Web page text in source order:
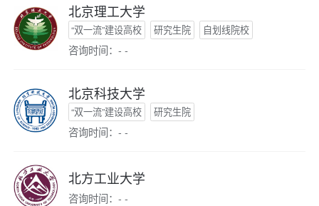
北京理工大学
“双一流”建设高校 研究生院 自划线院校
咨询时间：- -
北京科技大学
“双一流”建设高校 研究生院
咨询时间：- -
北方工业大学
咨询时间：- -